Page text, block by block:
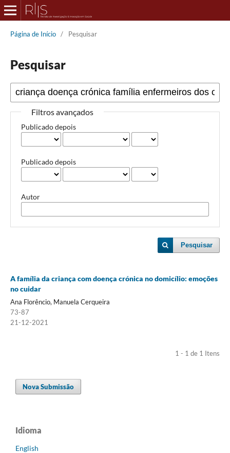
Página de Início / Pesquisar
Pesquisar
Filtros avançados
Publicado depois
Publicado depois
Autor
Pesquisar
A família da criança com doença crónica no domicílio: emoções
no cuidar
Ana Florêncio, Manuela Cerqueira
73-87
21-12-2021
1 - 1 de 1 Itens
Nova Submissão
Idioma
English